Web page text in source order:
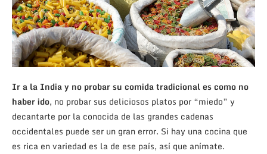
Ir a la India y no probar su comida tradicional es como no
haber ido, no probar sus deliciosos platos por “miedo” y
decantarte por la conocida de las grandes cadenas
occidentales puede ser un gran error. Si hay una cocina que
es rica en variedad es la de ese país, así que anímate.